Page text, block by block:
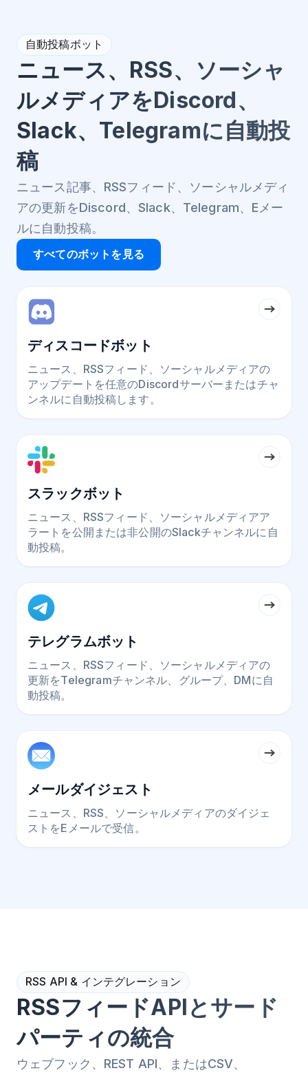
自動投稿ボット
ニュース、RSS、ソーシャ
ルメディアをDiscord、
Slack、Telegramに自動投
稿
ニュース記事、RSSフィード、ソーシャルメディ
アの更新をDiscord、Slack、Telegram、Eメー
ルに自動投稿。
すべてのボットを見る
ディスコードボット
ニュース、RSSフィード、ソーシャルメディアの
アップデートを任意のDiscordサーバーまたはチャ
ンネルに自動投稿します。
スラックボット
ニュース、RSSフィード、ソーシャルメディアア
ラートを公開または非公開のSlackチャンネルに自
動投稿。
テレグラムボット
ニュース、RSSフィード、ソーシャルメディアの
更新をTelegramチャンネル、グループ、DMに自
動投稿。
メールダイジェスト
ニュース、RSS、ソーシャルメディアのダイジェ
ストをEメールで受信。
RSS API & インテグレーション
RSSフィードAPIとサード
パーティの統合
ウェブフック、REST API、またはCSV、